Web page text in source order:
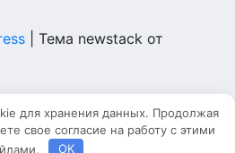
Тема newstack от
Главная
для хранения данных. Продолжая
свое согласие на работу с этими
OK